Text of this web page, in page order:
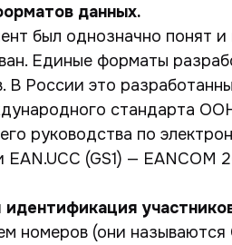
данных.
был однозначно понят
Единые форматы
В России это
стандарта
руководства по
EAN.UCC (GS1) — EANCOM
идентификация
номеров (они